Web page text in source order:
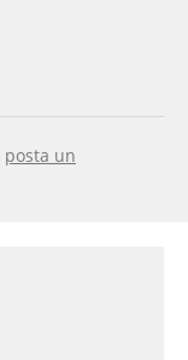
posta un